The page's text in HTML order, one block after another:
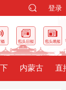
登录
内蒙古 直